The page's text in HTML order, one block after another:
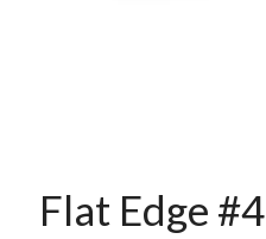
Flat Edge #4